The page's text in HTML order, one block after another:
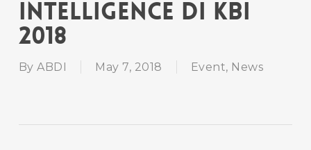
Intelligence di KBI
2018
By ABDI May 7, 2018 Event, News